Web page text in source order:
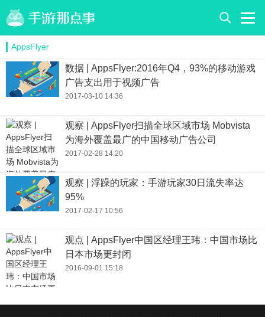
AppsFlyer
数据 | AppsFlyer:2016年Q4，93%的移动游戏
广告支出用于视频广告
2017-03-10 14:36
观察 | AppsFlyer扫描全球区域市场 Mobvista
为海外覆盖最广的中国移动广告公司
2017-02-28 14:20
观察 | 浮躁的玩家：手游玩家30日流失率达
95%
2017-02-17 10:56
观点 | AppsFlyer中国区经理王玮：中国市场比
日本市场更封闭
2016-09-01 15:18